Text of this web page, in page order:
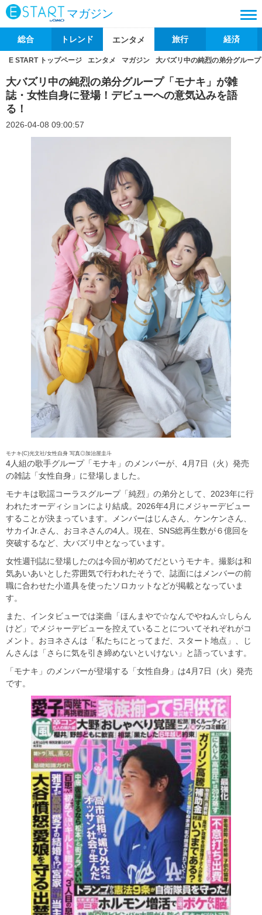
マガジン
総合 トレンド エンタメ 旅行 経済
E START トップページ エンタメ マガジン 大バズリ中の純烈の弟分グルー
大バズリ中の純烈の弟分グループ「モナキ」が雑
誌・女性自身に登場！デビューへの意気込みを語
る！
2026-04-08 09:00:57
モナキ(C)光文社/女性自身 写真◎加治屋圭斗
4人組の歌手グループ「モナキ」のメンバーが、4月7日（火）発売
の雑誌「女性自身」に登場しました。
モナキは歌謡コーラスグループ「純烈」の弟分として、2023年に行
われたオーディションにより結成。2026年4月にメジャーデビュー
することが決まっています。メンバーはじんさん、ケンケンさん、
サカイJr.さん、おヨネさんの4人。現在、SNS総再生数が６億回を
突破するなど、大バズリ中となっています。
女性週刊誌に登場したのは今回が初めてだというモナキ。撮影は和
気あいあいとした雰囲気で行われたそうで、誌面にはメンバーの前
職に合わせた小道具を使ったソロカットなどが掲載となっていま
す。
また、インタビューでは楽曲「ほんまやで☆なんでやねん☆しらん
けど」でメジャーデビューを控えていることについてそれぞれがコ
メント。おヨネさんは「私たちにとってまだ、スタート地点」、じ
んさんは「さらに気を引き締めないといけない」と語っています。
「モナキ」のメンバーが登場する「女性自身」は4月7日（火）発売
です。